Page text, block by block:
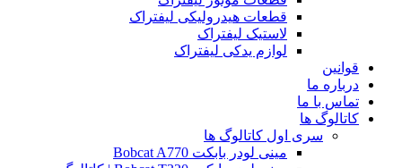
قطعات هیدرولیکی لیفتراک
لاستیک لیفتراک
لوازم یدکی لیفتراک
قوانین
درباره ما
تماس با ما
کاتالوگ ها
سری اول کاتالوگ ها
مینی لودر بابکت Bobcat A770